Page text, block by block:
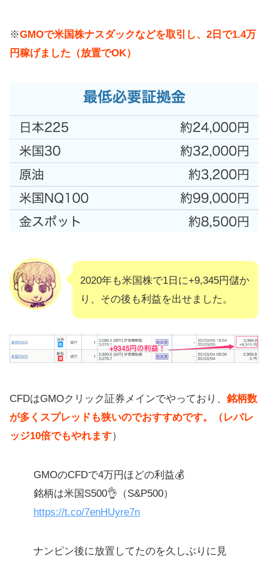
※GMOで米国株ナスダックなどを取引し、2日で1.4万
円稼げました（放置でOK）
2020年も米国株で1日に+9,345円儲か
り、その後も利益を出せました。
CFDはGMOクリック証券メインでやっており、 銘柄数
が多くスプレッドも狭いのでおすすめです。（レバレ
ッジ10倍でもやれます）
GMOのCFDで4万円ほどの利益💰
銘柄は米国S500👌（S&P500）
https://t.co/7enHUyre7n
ナンピン後に放置してたのを久しぶりに見